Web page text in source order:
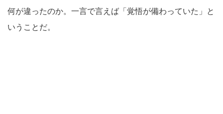
何が違ったのか。一言で言えば「覚悟が備わっていた」と
いうことだ。